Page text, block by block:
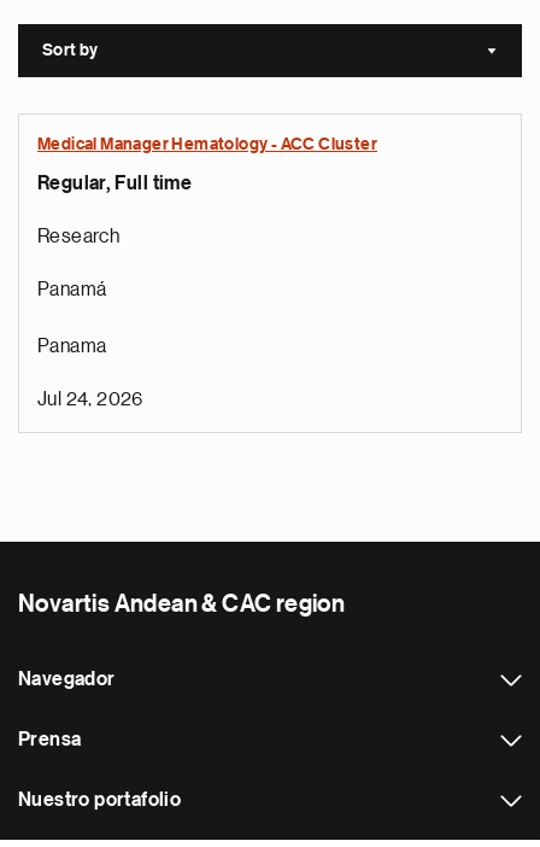
Sort by Sort
Medical Manager Hematology - ACC Cluster
Regular, Full time
Research
Panamá
Panama
Jul 24, 2026
Novartis Andean & CAC region
Navegador
Prensa
Nuestro portafolio